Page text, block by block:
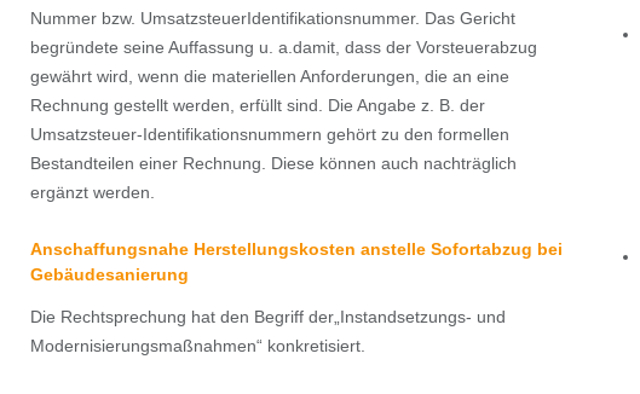
Nummer bzw. UmsatzsteuerIdentifikationsnummer. Das Gericht
begründete seine Auffassung u. a.damit, dass der Vorsteuerabzug
gewährt wird, wenn die materiellen Anforderungen, die an eine
Rechnung gestellt werden, erfüllt sind. Die Angabe z. B. der
Umsatzsteuer-Identifikationsnummern gehört zu den formellen
Bestandteilen einer Rechnung. Diese können auch nachträglich
ergänzt werden.
Anschaffungsnahe Herstellungskosten anstelle Sofortabzug bei
Gebäudesanierung
Die Rechtsprechung hat den Begriff der„Instandsetzungs- und
Modernisierungsmaßnahmen“ konkretisiert.